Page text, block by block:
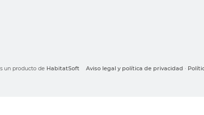
un producto de HabitatSoft Aviso legal y política de privacidad ·